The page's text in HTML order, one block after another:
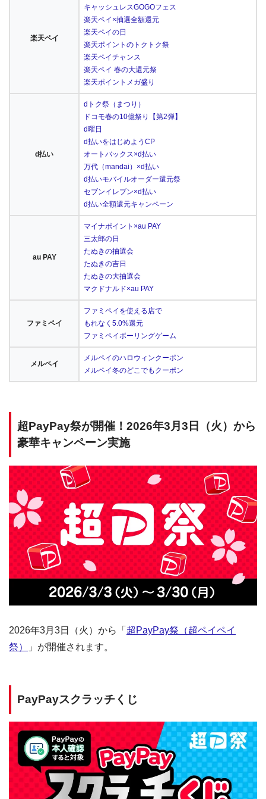
楽天ペイ
キャッシュレスGOGOフェス
楽天ペイ×抽選全額還元
楽天ペイの日
楽天ポイントのトクトク祭
楽天ペイチャンス
楽天ペイ 春の大還元祭
楽天ポイントメガ盛り
d払い
dトク祭（まつり）
ドコモ春の10億祭り【第2弾】
d曜日
d払いをはじめようCP
オートバックス×d払い
万代（mandai）×d払い
d払いモバイルオーダー還元祭
セブンイレブン×d払い
d払い全額還元キャンペーン
au PAY
マイナポイント×au PAY
三太郎の日
たぬきの抽選会
たぬきの吉日
たぬきの大抽選会
マクドナルド×au PAY
ファミペイ
ファミペイを使える店で
もれなく5.0%還元
ファミペイボーリングゲーム
メルペイ
メルペイのハロウィンクーポン
メルペイ冬のどこでもクーポン
超PayPay祭が開催！2026年3月3日（火）から
豪華キャンペーン実施
2026年3月3日（火）から「 超PayPay祭（超ペイペイ
祭）
」が開催されます。
PayPayスクラッチくじ